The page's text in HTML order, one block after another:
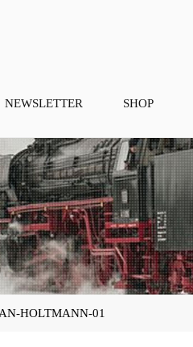
NEWSLETTER SHOP
HOLTMANN-01